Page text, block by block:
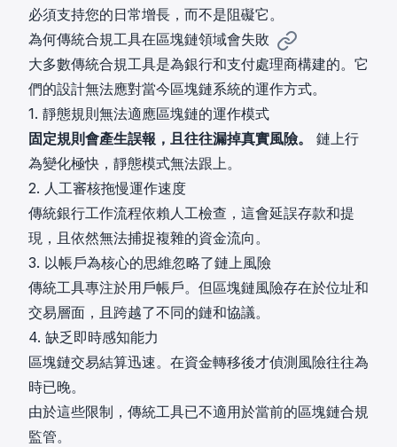
必須支持您的日常增長，而不是阻礙它。
為何傳統合規工具在區塊鏈領域會失敗
大多數傳統合規工具是為銀行和支付處理商構建的。它
們的設計無法應對當今區塊鏈系統的運作方式。
1. 靜態規則無法適應區塊鏈的運作模式
固定規則會產生誤報，且往往漏掉真實風險。
鏈上行
為變化極快，靜態模式無法跟上。
2. 人工審核拖慢運作速度
傳統銀行工作流程依賴人工檢查，這會延誤存款和提
現，且依然無法捕捉複雜的資金流向。
3. 以帳戶為核心的思維忽略了鏈上風險
傳統工具專注於用戶帳戶。但區塊鏈風險存在於位址和
交易層面，且跨越了不同的鏈和協議。
4. 缺乏即時感知能力
區塊鏈交易結算迅速。在資金轉移後才偵測風險往往為
時已晚。
由於這些限制，傳統工具已不適用於當前的區塊鏈合規
監管。